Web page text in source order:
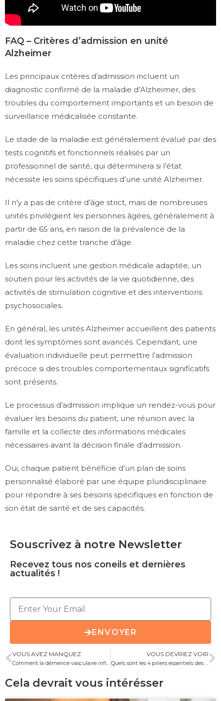
FAQ – Critères d’admission en unité
Alzheimer
Les principaux critères d’admission incluent un
diagnostic confirmé de la maladie d’Alzheimer, des
troubles du comportement importants et un besoin de
surveillance médicalisée constante.
Le stade de la maladie est généralement évalué par des
tests cognitifs et fonctionnels réalisés par un
professionnel de santé, qui déterminera si l’état
nécessite les soins spécifiques d’une unité Alzheimer.
Il n’y a pas de critère d’âge strict, mais de nombreuses
unités privilégient les personnes âgées, généralement à
partir de 65 ans, en raison de la prévalence de la
maladie chez cette tranche d’âge.
Les soins incluent une gestion médicale adaptée, un
soutien pour les activités de la vie quotidienne, des
activités de stimulation cognitive et des interventions
psychosociales.
En général, les unités Alzheimer accueillent des patients
dont les symptômes sont avancés. Cependant, une
évaluation individuelle peut permettre l’admission
précoce si des troubles comportementaux significatifs
sont présents.
Le processus d’admission implique un rendez-vous pour
évaluer les besoins du patient, une réunion avec la
famille et la collecte des informations médicales
nécessaires avant la décision finale d’admission.
Oui, chaque patient bénéficie d’un plan de soins
personnalisé élaboré par une équipe pluridisciplinaire
pour répondre à ses besoins spécifiques en fonction de
son état de santé et de ses capacités.
Souscrivez à notre Newsletter
Recevez tous nos coneils et dernières
actualités !
ENVOYER
VOUS AVEZ MANQUEZ
Comment la démence vasculaire influence-t-elle les comportements agressifs ?
VOUS DEVRIEZ VOIR
Quels sont les 4 piliers essentiels des soins palliatifs et comment peuvent-ils transformer l’accompagnement des patients ?
Cela devrait vous intérésser